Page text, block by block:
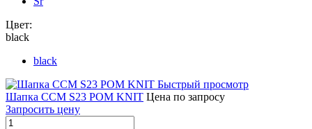
Цвет:
black
black
Быстрый просмотр
Шапка CCM S23 POM KNIT Цена по запросу
Запросить цену